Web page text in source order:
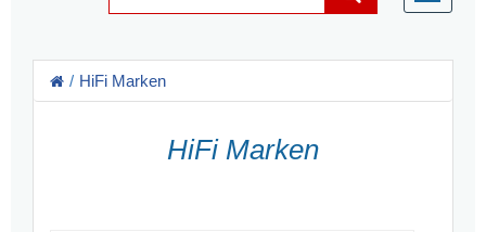
HiFi Marken
HiFi Marken